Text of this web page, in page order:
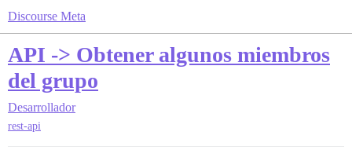
Discourse Meta
API -> Obtener algunos miembros
del grupo
Desarrollador
rest-api